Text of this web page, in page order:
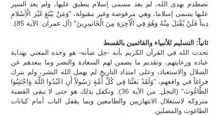
تصطدم بهدى الله، لم يعد مسمى إسلام ينطبق عليها، ولم يعد السير
عليها يسمى إسلاما، وهي مرفوضة وغير مقبولة، "وَمَنْ يَبْتَغِ غَيْرَ الْأِسْلامِ
دِيناً فَلَنْ يُقْبَلَ مِنْهُ وَهُوَ فِي الْآخِرَةِ مِنَ الْخَاسِرِينَ" (آل عمران: الآية 85).
ثانياً: التسليم للأنبياء والقائمين بالقسط
تحدث الله في القرآن الكريم بأنه -جل شأنه- هو وحده المعني بهداية
عباده ورعايتهم، وتقديم ما يضمن لهم السعادة والنصر وما يبعدهم عن
الضلال والاستعباد، وعلى امتداد التاريخ لم يهمل الله البشر، ولم يترك
فراغاً في واقعهم، "وَلَقَدْ بَعَثْنَا فِي كُلِّ أُمَّةٍ رَسُولاً أَنِ اعْبُدُوا اللَّهَ وَاجْتَنِبُوا
الطَّاغُوتَ" (النحل: من الآية 36). وتكفل بذلك هو حتى لا تبقى القضية
متروكة لاستغلال الانتهازيين والطامعين وبما يقفل الباب أمام كيانات
الطاغوت والمضلين.